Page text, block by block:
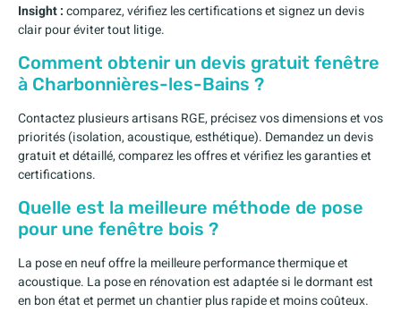
Insight :comparez, vérifiez les certifications et signez un devis
clair pour éviter tout litige.
Comment obtenir un devis gratuit fenêtre
à Charbonnières-les-Bains ?
Contactez plusieurs artisans RGE, précisez vos dimensions et vos
priorités (isolation, acoustique, esthétique). Demandez un devis
gratuit et détaillé, comparez les offres et vérifiez les garanties et
certifications.
Quelle est la meilleure méthode de pose
pour une fenêtre bois ?
La pose en neuf offre la meilleure performance thermique et
acoustique. La pose en rénovation est adaptée si le dormant est
en bon état et permet un chantier plus rapide et moins coûteux.